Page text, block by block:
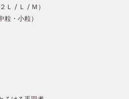
２Ｌ / Ｌ / Ｍ ）
粒 ・ 小粒）